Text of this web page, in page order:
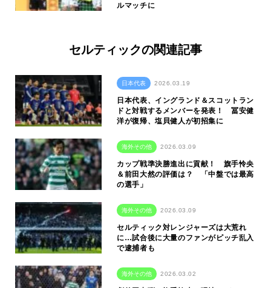
ルマッチに
セルティックの関連記事
日本代表 2026.03.19
日本代表、イングランド＆スコットラン
ドと対戦するメンバーを発表！ 冨安健
洋が復帰、塩貝健人が初招集に
海外その他 2026.03.09
カップ戦準決勝進出に貢献！ 旗手怜央
＆前田大然の評価は？ 「中盤では最高
の選手」
海外その他 2026.03.09
セルティック対レンジャーズは大荒れ
に…試合後に大量のファンがピッチ乱入
で逮捕者も
海外その他 2026.03.02